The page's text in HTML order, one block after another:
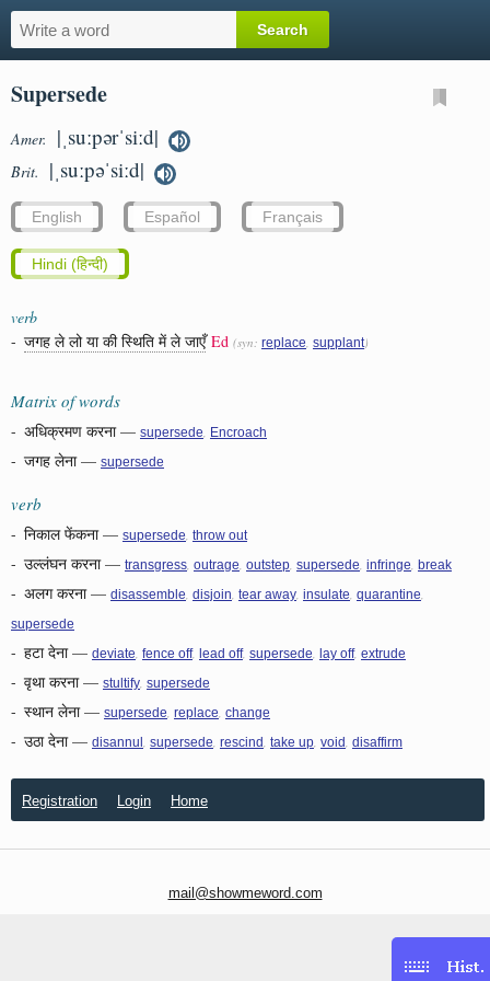
Supersede
Amer. |ˌsuːpərˈsiːd|
Brit. |ˌsuːpəˈsiːd|
English Español Français
Hindi (हिन्दी)
verb
- जगह ले लो या की स्थिति में ले जाएँ Ed (syn: replace supplant)
Matrix of words
- अधिक्रमण करना— supersede Encroach
- जगह लेना— supersede
verb
- निकाल फेंकना— supersede throw out
- उल्लंघन करना— transgress outrage outstep supersede infringe break
- अलग करना— disassemble disjoin tear away insulate quarantine
supersede
- हटा देना— deviate fence off, lead off, supersede lay off, extrude
- वृथा करना— stultify supersede
- स्थान लेना— supersede replace change
- उठा देना— disannul supersede rescind take up void disaffirm
Registration Login Home
mail@showmeword.com